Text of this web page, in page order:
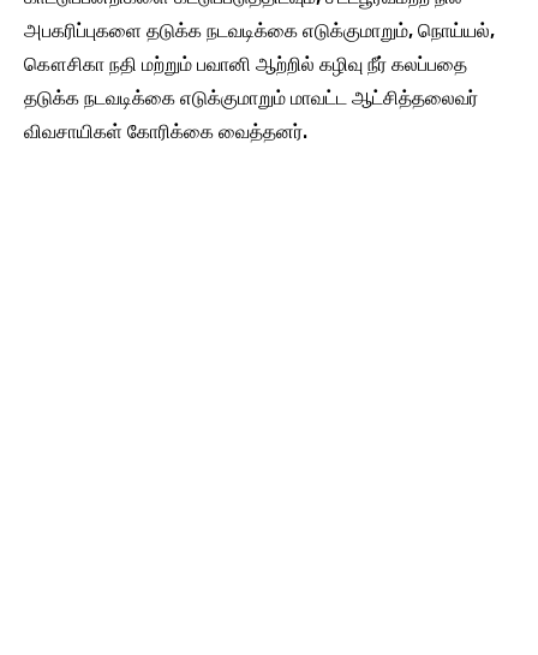
அபகரிப்புகளை தடுக்க நடவடிக்கை எடுக்குமாறும், நொய்யல்,
கௌசிகா நதி மற்றும் பவானி ஆற்றில் கழிவு நீர் கலப்பதை
தடுக்க நடவடிக்கை எடுக்குமாறும் மாவட்ட ஆட்சித்தலைவர்
விவசாயிகள் கோரிக்கை வைத்தனர்.